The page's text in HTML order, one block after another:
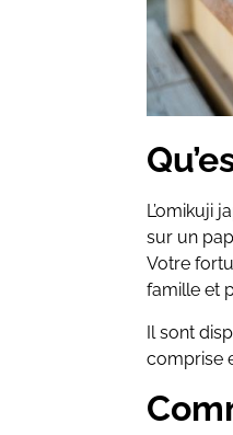
L’omikuji
sur un
Votre
famille et
Il sont
comprise